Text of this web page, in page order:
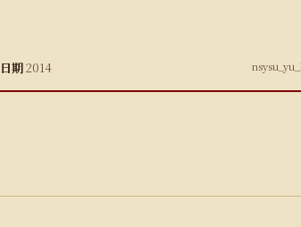
日期2014